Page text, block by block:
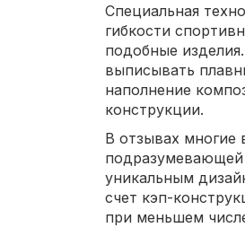
Специальная
гибкости
подобные
выписывать
наполнение
конструкции.
В отзывах многие
подразумевающей
уникальным
счет кэп-
при меньшем